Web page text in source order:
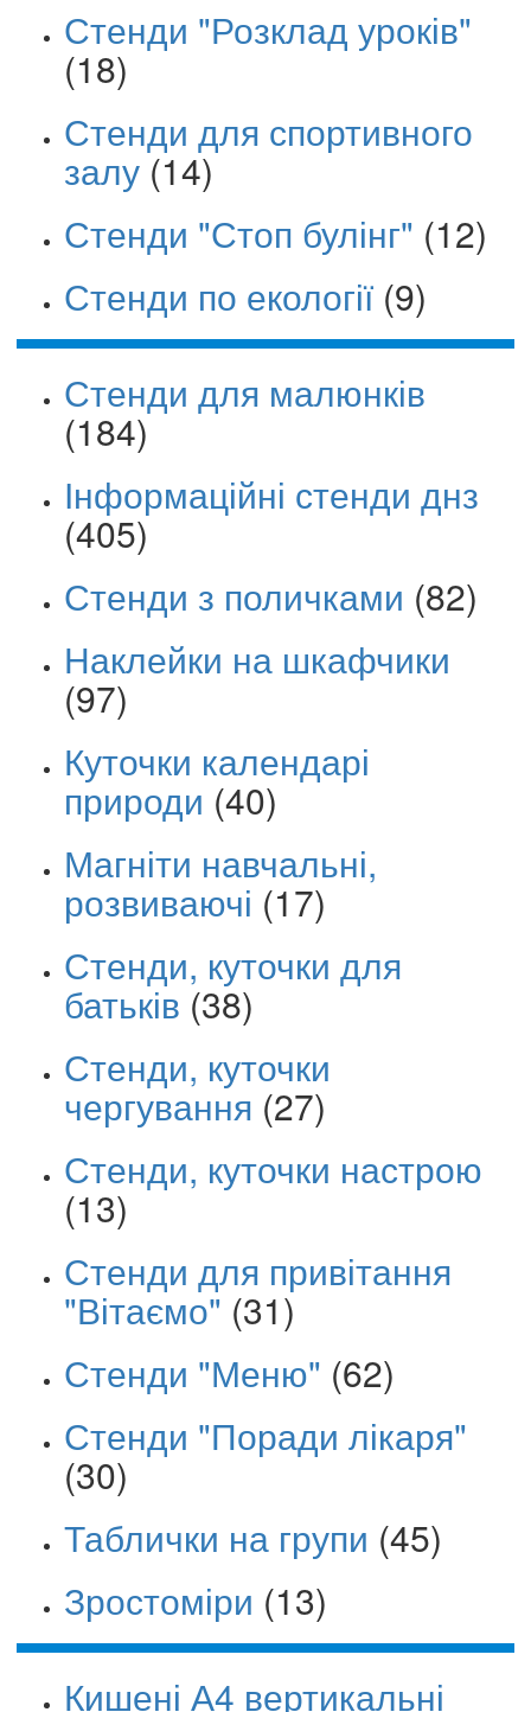
Стенди "Розклад уроків"
(18)
Стенди для спортивного
залу(14)
Стенди "Стоп булінг" (12)
Стенди по екології (9)
Стенди для малюнків
(184)
Інформаційні стенди днз
(405)
Стенди з поличками (82)
Наклейки на шкафчики
(97)
Куточки календарі
природи (40)
Магніти навчальні,
розвиваючі (17)
Стенди, куточки для
батьків (38)
Стенди, куточки
чергування (27)
Стенди, куточки настрою
(13)
Стенди для привітання
"Вітаємо" (31)
Стенди "Меню" (62)
Стенди "Поради лікаря"
(30)
Таблички на групи (45)
Зростоміри (13)
Кишені А4 вертикальні